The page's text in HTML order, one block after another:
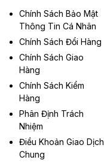
Chính Sách Bảo Mật
Thông Tin Cá Nhân
Chính Sách Đổi Hàng
Chính Sách Giao
Hàng
Chính Sách Kiểm
Hàng
Phân Định Trách
Nhiệm
Điều Khoản Giao Dịch
Chung